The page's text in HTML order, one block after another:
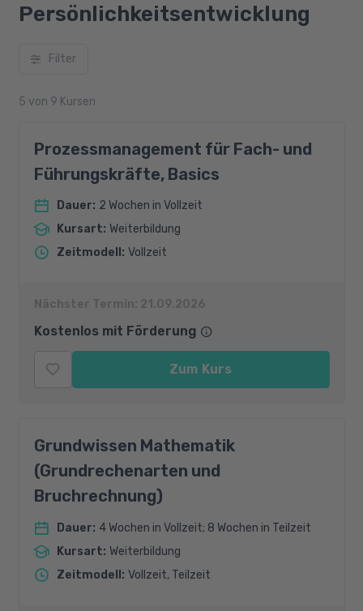
Persönlichkeitsentwicklung
Filter
5 von 9 Kursen
Prozessmanagement für Fach- und
Führungskräfte, Basics
Dauer: 2 Wochen in Vollzeit
Kursart: Weiterbildung
Zeitmodell : Vollzeit
Nächster Termin: 21.09.2026
Kostenlos mit Förderung
Zum Kurs
Grundwissen Mathematik
(Grundrechenarten und
Bruchrechnung)
Dauer: 4 Wochen in Vollzeit; 8 Wochen in Teilzeit
Kursart: Weiterbildung
Zeitmodell : Vollzeit, Teilzeit